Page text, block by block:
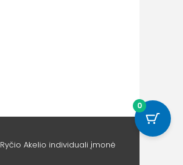
Ryčio Akelio individuali įmonė
0